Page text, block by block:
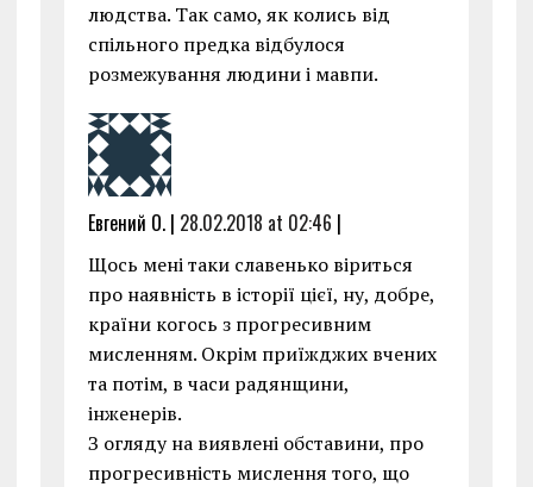
людства. Так само, як колись від
спільного предка відбулося
розмежування людини і мавпи.
Евгений О. | 28.02.2018 at 02:46 |
Щось мені таки славенько віриться
про наявність в історії цієї, ну, добре,
країни когось з прогресивним
мисленням. Окрім приїжджих вчених
та потім, в часи радянщини,
інженерів.
З огляду на виявлені обставини, про
прогресивність мислення того, що